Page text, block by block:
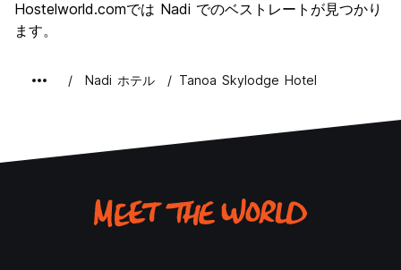
ナイトライフ
6.0
コストパフォーマンス
Hostelworld.comでは Nadi でのベストレートが見つかり
ます。
Nadi ホテル Tanoa Skylodge Hotel